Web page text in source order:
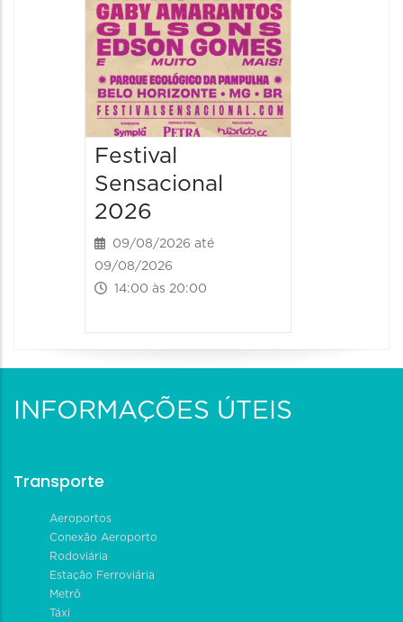
Festival
Sensacional
2026
09/08/2026 até
09/08/2026
14:00 às 20:00
INFORMAÇÕES ÚTEIS
Transporte
Aeroportos
Conexão Aeroporto
Rodoviária
Estação Ferroviária
Metrô
Táxi